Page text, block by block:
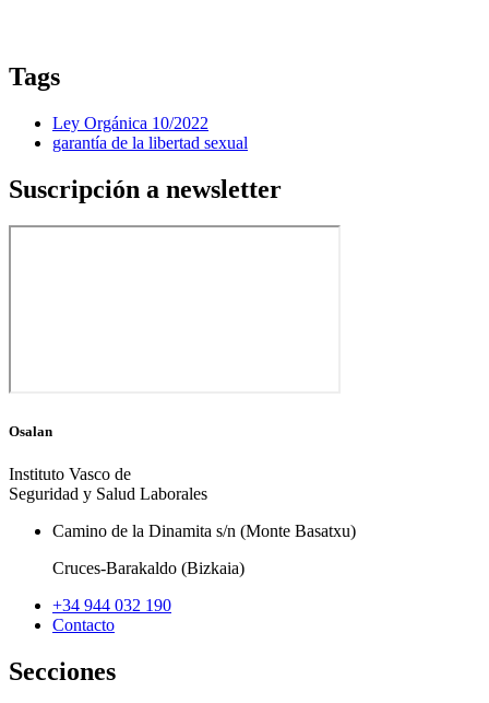
Tags
Ley Orgánica 10/2022
garantía de la libertad sexual
Suscripción a newsletter
Osalan
Instituto Vasco de
Seguridad y Salud Laborales
Camino de la Dinamita s/n (Monte Basatxu)
Cruces-Barakaldo (Bizkaia)
+34 944 032 190
Contacto
Secciones